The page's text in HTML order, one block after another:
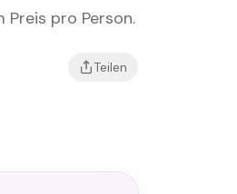
pro Person.
Teilen